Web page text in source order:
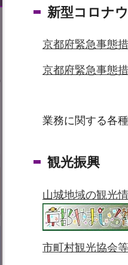
新型コロナ
京都府緊急事態
京都府緊急事態
業務に関する各
観光振興
山城地域の観光
市町村観光協会